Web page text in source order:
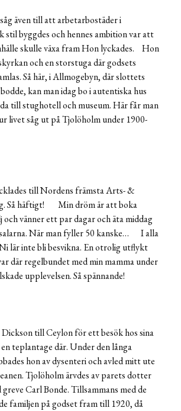
även till att arbetarbostäder i
stil byggdes och hennes ambition var att
skulle växa fram Hon lyckades. Hon
och en storstuga där godsets
Så här, i Allmogebyn, där slottets
kan man idag bo i autentiska hus
till stughotell och museum. Här får man
livet såg ut på Tjolöholm under 1900-
till Nordens främsta Arts- &
Så häftigt! Min dröm är att boka
vänner ett par dagar och äta middag
När man fyller 50 kanske… I alla
lär inte bli besvikna. En otrolig utflykt
där regelbundet med min mamma under
upplevelsen. Så spännande!
till Ceylon för ett besök hos sina
teplantage där. Under den långa
hon av dysenteri och avled mitt ute
Tjolöholm ärvdes av parets dotter
Carl Bonde. Tillsammans med de
familjen på godset fram till 1920, då